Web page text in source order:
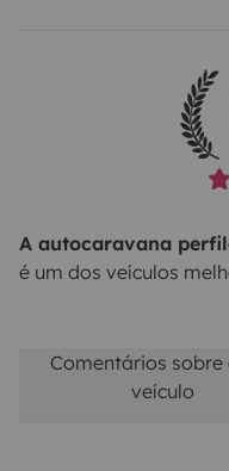
A autocaravana
é um dos veículos
Comentários sobre
veículo